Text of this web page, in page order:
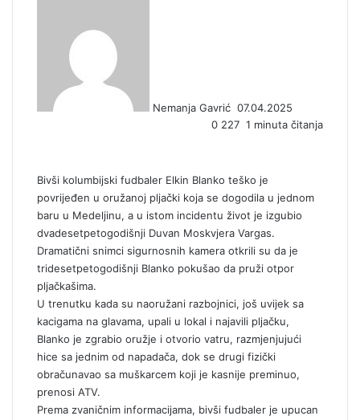
Nemanja Gavrić e
m
07.04.2025
0 227 1 minuta čitanja
Bivši kolumbijski fudbaler Еlkin Blanko teško je
povrijeđen u oružanoj pljački koja se dogodila u jednom
baru u Medeljinu, a u istom incidentu život je izgubio
dvadesetpetogodišnji Duvan Moskvjera Vargas.
Dramatični snimci sigurnosnih kamera otkrili su da je
tridesetpetogodišnji Blanko pokušao da pruži otpor
pljačkašima.
U trenutku kada su naoružani razbojnici, još uvijek sa
kacigama na glavama, upali u lokal i najavili pljačku,
Blanko je zgrabio oružje i otvorio vatru, razmjenjujući
hice sa jednim od napadača, dok se drugi fizički
obračunavao sa muškarcem koji je kasnije preminuo,
prenosi ATV.
Prema zvaničnim informacijama, bivši fudbaler je upucan